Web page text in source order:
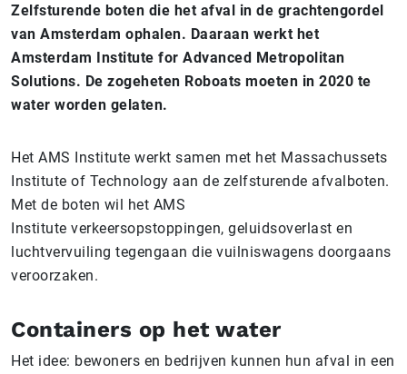
Zelfsturende boten die het afval in de grachtengordel
van Amsterdam ophalen. Daaraan werkt het
Amsterdam Institute for Advanced Metropolitan
Solutions. De zogeheten Roboats moeten in 2020 te
water worden gelaten.
Het AMS Institute werkt samen met het Massachussets
Institute of Technology aan de zelfsturende afvalboten.
Met de boten wil het AMS
Institute verkeersopstoppingen, geluidsoverlast en
luchtvervuiling tegengaan die vuilniswagens doorgaans
veroorzaken.
Containers op het water
Het idee: bewoners en bedrijven kunnen hun afval in een